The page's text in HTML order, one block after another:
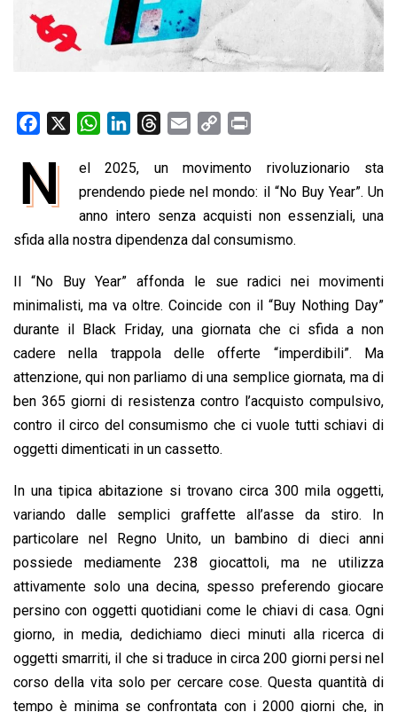
e
o
k
W
a
t
s
A
p
n
k
e
d
n
r
e
a
d
a
i
l
p
y
L
i
k
i
n
t
N
el 2025, un movimento rivoluzionario sta
prendendo piede nel mondo: il “No Buy Year”. Un
anno intero senza acquisti non essenziali, una
sfida alla nostra dipendenza dal consumismo.
Il “No Buy Year” affonda le sue radici nei movimenti
minimalisti, ma va oltre. Coincide con il “Buy Nothing Day”
durante il Black Friday, una giornata che ci sfida a non
cadere nella trappola delle offerte “imperdibili”. Ma
attenzione, qui non parliamo di una semplice giornata, ma di
ben 365 giorni di resistenza contro l’acquisto compulsivo,
contro il circo del consumismo che ci vuole tutti schiavi di
oggetti dimenticati in un cassetto.
In una tipica abitazione si trovano circa 300 mila oggetti,
variando dalle semplici graffette all’asse da stiro. In
particolare nel Regno Unito, un bambino di dieci anni
possiede mediamente 238 giocattoli, ma ne utilizza
attivamente solo una decina, spesso preferendo giocare
persino con oggetti quotidiani come le chiavi di casa. Ogni
giorno, in media, dedichiamo dieci minuti alla ricerca di
oggetti smarriti, il che si traduce in circa 200 giorni persi nel
corso della vita solo per cercare cose. Questa quantità di
tempo è minima se confrontata con i 2000 giorni che, in